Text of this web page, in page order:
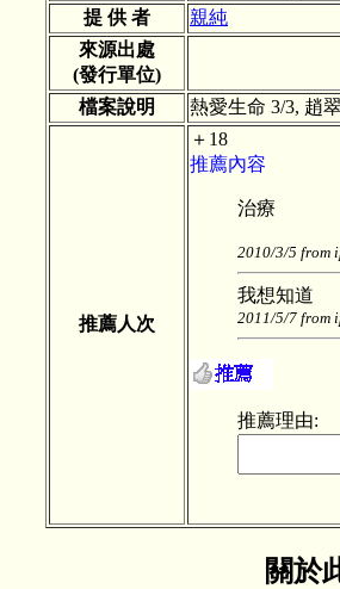
提 供 者
親純
來源出處
(發行單位)
檔案說明
熱愛生命 3/3, 趙
推薦人次
＋18
推薦內容
治療
2010/3/5 from
我想知道
2011/5/7 from
推薦理由:
關於